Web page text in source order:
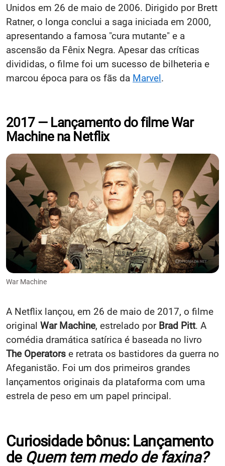
Unidos em 26 de maio de 2006. Dirigido por Brett
Ratner, o longa conclui a saga iniciada em 2000,
apresentando a famosa "cura mutante" e a
ascensão da Fênix Negra. Apesar das críticas
divididas, o filme foi um sucesso de bilheteria e
marcou época para os fãs da Marvel.
2017 — Lançamento do filme War
Machine na Netflix
War Machine
A Netflix lançou, em 26 de maio de 2017, o filme
original War Machine, estrelado por Brad Pitt. A
comédia dramática satírica é baseada no livro
The Operators e retrata os bastidores da guerra no
Afeganistão. Foi um dos primeiros grandes
lançamentos originais da plataforma com uma
estrela de peso em um papel principal.
Curiosidade bônus: Lançamento
de Quem tem medo de faxina?